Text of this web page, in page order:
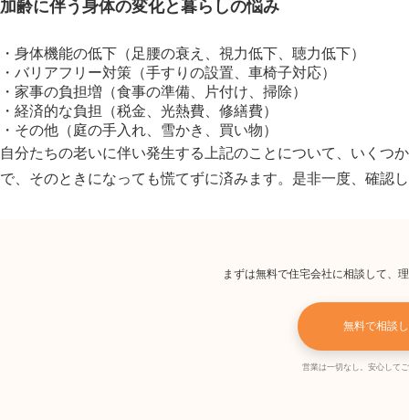
加齢に伴う身体の変化と暮らしの悩み
・身体機能の低下（足腰の衰え、視力低下、聴力低下）
・バリアフリー対策（手すりの設置、車椅子対応）
・家事の負担増（食事の準備、片付け、掃除）
・経済的な負担（税金、光熱費、修繕費）
・その他（庭の手入れ、雪かき、買い物）
自分たちの老いに伴い発生する上記のことについて、いくつ
で、そのときになっても慌てずに済みます。是非一度、確認
まずは無料で住宅会社に相談して、
無料で相談
営業は一切なし。安心して